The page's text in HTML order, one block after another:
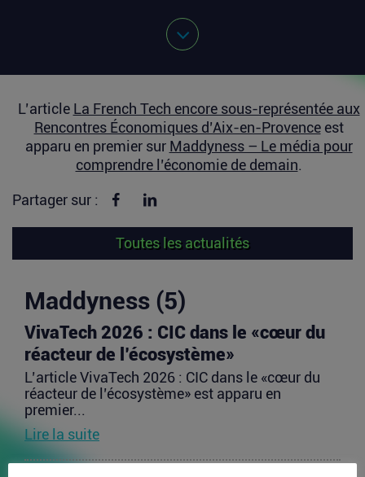
L’article La French Tech encore sous-représentée aux
Rencontres Économiques d’Aix-en-Provenceest
apparu en premier sur Maddyness – Le média pour
comprendre l’économie de demain.
Partager sur : Partager sur Facebook
Toutes les actualités
Maddyness (5)
VivaTech 2026 : CIC dans le «cœur du
réacteur de l’écosystème»
L’article VivaTech 2026 : CIC dans le «cœur du
réacteur de l’écosystème» est apparu en
premier...
Lire la suite